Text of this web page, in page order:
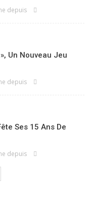
depuis
Un Nouveau Jeu
depuis
Ses 15 Ans De
depuis